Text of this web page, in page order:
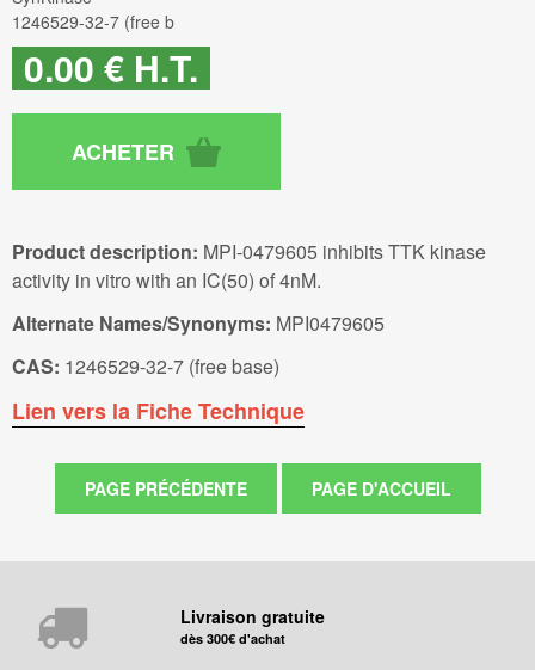
1246529-32-7 (free b
0.00 € H.T.
Product description: MPI-0479605 inhibits TTK kinase
activity in vitro with an IC(50) of 4nM.
Alternate Names/Synonyms: MPI0479605
CAS: 1246529-32-7 (free base)
Lien vers la Fiche Technique
Livraison gratuite
dès 300€ d'achat